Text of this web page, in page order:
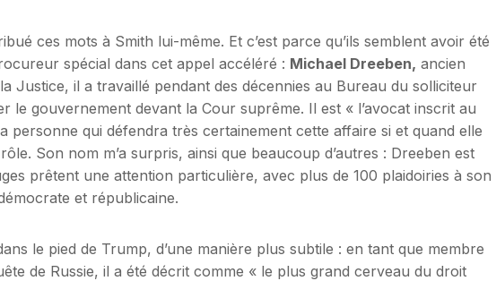
ces mots à Smith lui-même. Et c’est parce qu’ils semblent avoir été
spécial dans cet appel accéléré : Michael Dreeben, ancien
Justice, il a travaillé pendant des décennies au Bureau du solliciteur
le gouvernement devant la Cour suprême. Il est « l’avocat inscrit au
personne qui défendra très certainement cette affaire si et quand elle
Son nom m’a surpris, ainsi que beaucoup d’autres : Dreeben est
prêtent une attention particulière, avec plus de 100 plaidoiries à son
et républicaine.
le pied de Trump, d’une manière plus subtile : en tant que membre
de Russie, il a été décrit comme « le plus grand cerveau du droit